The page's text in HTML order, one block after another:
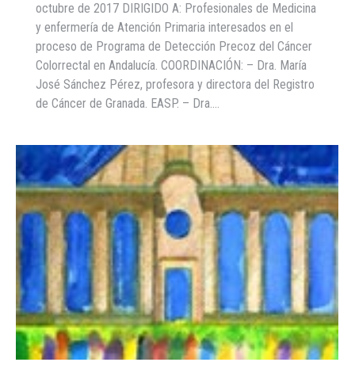
octubre de 2017 DIRIGIDO A: Profesionales de Medicina
y enfermería de Atención Primaria interesados en el
proceso de Programa de Detección Precoz del Cáncer
Colorrectal en Andalucía. COORDINACIÓN: – Dra. María
José Sánchez Pérez, profesora y directora del Registro
de Cáncer de Granada. EASP. – Dra.…